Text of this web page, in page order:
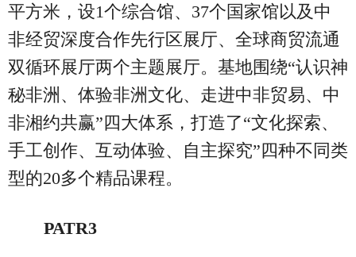
平方米，设1个综合馆、37个国家馆以及中
非经贸深度合作先行区展厅、全球商贸流通
双循环展厅两个主题展厅。基地围绕“认识神
秘非洲、体验非洲文化、走进中非贸易、中
非湘约共赢”四大体系，打造了“文化探索、
手工创作、互动体验、自主探究”四种不同类
型的20多个精品课程。
PATR3